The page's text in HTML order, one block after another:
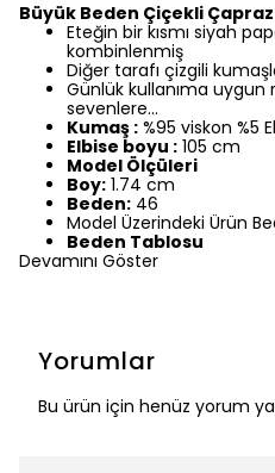
Büyük Beden Çiçekli
Eteğin bir kısmı siyah
kombinlenmiş
Diğer tarafı çizgili
Günlük kullanıma uygun
sevenlere...
Kumaş : %95 viskon %5
Elbise boyu : 105 cm
Model Ölçüleri
Boy: 1.74 cm
Beden: 46
Model Üzerindeki Ürün
Beden Tablosu
Devamını Göster
Yorumlar
Bu ürün için henüz yorum